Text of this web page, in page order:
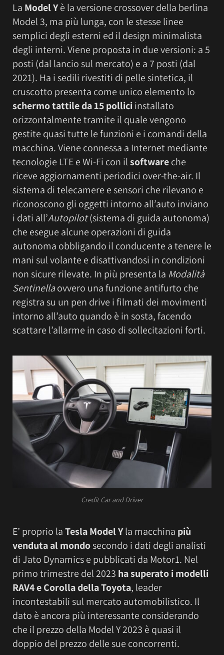
La Model Yè la versione crossover della berlina
Model 3, ma più lunga, con le stesse linee
semplici degli esterni ed il design minimalista
degli interni. Viene proposta in due versioni: a 5
posti (dal lancio sul mercato) e a 7 posti (dal
2021). Ha i sedili rivestiti di pelle sintetica, il
cruscotto presenta come unico elemento lo
schermo tattile da 15 polliciinstallato
orizzontalmente tramite il quale vengono
gestite quasi tutte le funzioni e i comandi della
macchina. Viene connessa a Internet mediante
tecnologie LTE e Wi-Fi con ilsoftwareche
riceve aggiornamenti periodici over-the-air. Il
sistema di telecamere e sensori che rilevano e
riconoscono gli oggetti intorno all’auto inviano
i dati all’Autopilot(sistema di guida autonoma)
che esegue alcune operazioni di guida
autonoma obbligando il conducente a tenere le
mani sul volante e disattivandosi in condizioni
non sicure rilevate. In più presenta la Modalità
Sentinellaovvero una funzione antifurto che
registra su un pen drive i filmati dei movimenti
intorno all’auto quando è in sosta, facendo
scattare l’allarme in caso di sollecitazioni forti.
Credit Car and Driver
E’ proprio laTesla Model Yla macchina più
venduta al mondosecondo i dati degli analisti
di Jato Dynamics e pubblicati da Motor1. Nel
primo trimestre del 2023 ha superato i modelli
RAV4 e Corolla della Toyota, leader
incontestabili sul mercato automobilistico. Il
dato è ancora più interessante considerando
che il prezzo della Model Y 2023 è quasi il
doppio del prezzo delle sue concorrenti.